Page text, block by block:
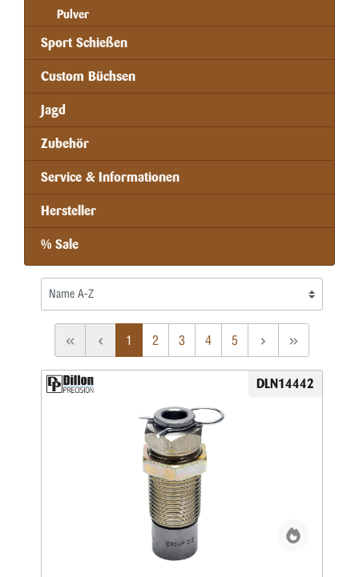
Pulver
Sport Schießen
Custom Büchsen
Jagd
Zubehör
Service & Informationen
Hersteller
% Sale
1 2 3 4 5
DLN14442